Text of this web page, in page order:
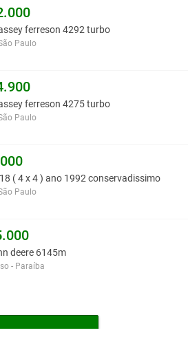
ferreson 4292 turbo
Paulo
ferreson 4275 turbo
Paulo
( 4 x 4 ) ano 1992 conservadissimo
Paulo
deere 6145m
- Paraíba